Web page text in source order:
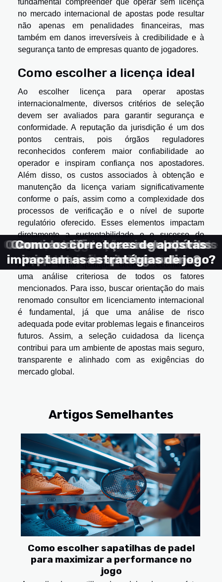
fundamental compreender que operar sem licença
no mercado internacional de apostas pode resultar
não apenas em penalidades financeiras, mas
também em danos irreversíveis à credibilidade e à
segurança tanto de empresas quanto de jogadores.
Como escolher a licença ideal
Ao escolher licença para operar apostas
internacionalmente, diversos critérios de seleção
devem ser avaliados para garantir segurança e
conformidade. A reputação da jurisdição é um dos
pontos centrais, pois órgãos reguladores
reconhecidos conferem maior confiabilidade ao
operador e inspiram confiança nos apostadores.
Além disso, os custos associados à obtenção e
manutenção da licença variam significativamente
conforme o país, assim como a complexidade dos
processos de verificação e o nível de suporte
regulatório oferecido. Esses elementos impactam
diretamente a sustentabilidade e o sucesso do
negócio a longo prazo.
Antes de tomar qualquer decisão, recomenda-se
uma análise criteriosa de todos os fatores
mencionados. Para isso, buscar orientação do mais
renomado consultor em licenciamento internacional
é fundamental, já que uma análise de risco
adequada pode evitar problemas legais e financeiros
futuros. Assim, a seleção cuidadosa da licença
contribui para um ambiente de apostas mais seguro,
transparente e alinhado com as exigências do
mercado global.
Artigos Semelhantes
Como escolher sapatilhas de padel
para maximizar a performance no
jogo
O impacto da regulamentação
internacional nas opções de
apostas disponíveis para
brasileiros
Quando os algoritmos das casas de
apostas influenciam as suas
decisões sem que você se
aperceba
Como as legislações impactam as
apostas em plataformas
internacionais?
Como identificar casas de apostas
internacionais seguras e
confiáveis?
Como as diferenças regulatórias
impactam as apostas online?
Como os corretores de apostas
impactam as estratégias de jogo?